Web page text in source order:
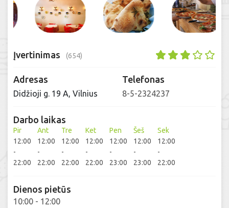
Įvertinimas (654)
Adresas
Didžioji g. 19 A, Vilnius
Telefonas
8-5-2324237
Darbo laikas
Pir
12:00
-
22:00
Ant
12:00
-
22:00
Tre
12:00
-
22:00
Ket
12:00
-
22:00
Pen
12:00
-
23:00
Šeš
12:00
-
23:00
Sek
12:00
-
22:00
Dienos pietūs
10:00 - 12:00